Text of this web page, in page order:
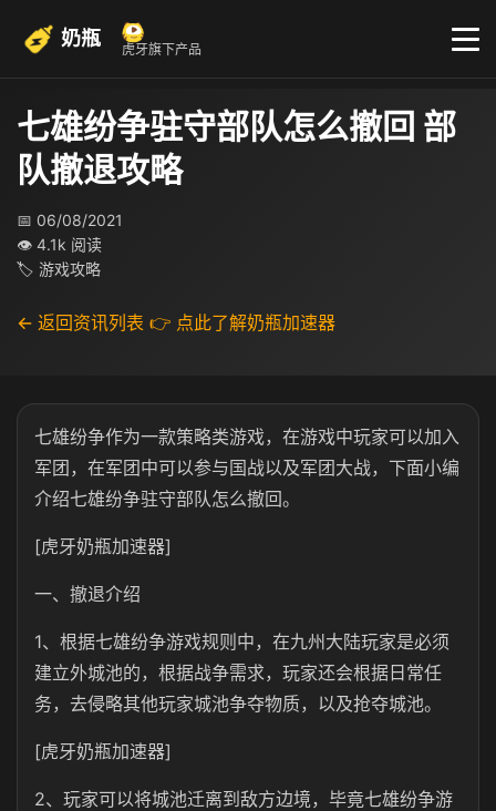
奶瓶 虎牙旗下产品
七雄纷争驻守部队怎么撤回 部
队撤退攻略
📅 06/08/2021
👁 4.1k 阅读
🏷 游戏攻略
← 返回资讯列表 👉 点此了解奶瓶加速器
七雄纷争作为一款策略类游戏，在游戏中玩家可以加入
军团，在军团中可以参与国战以及军团大战，下面小编
介绍七雄纷争驻守部队怎么撤回。
[虎牙奶瓶加速器]
一、撤退介绍
1、根据七雄纷争游戏规则中，在九州大陆玩家是必须
建立外城池的，根据战争需求，玩家还会根据日常任
务，去侵略其他玩家城池争夺物质，以及抢夺城池。
[虎牙奶瓶加速器]
2、玩家可以将城池迁离到敌方边境，毕竟七雄纷争游